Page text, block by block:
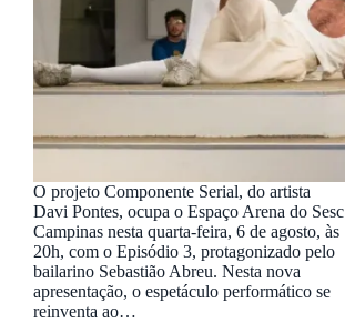
O projeto Componente Serial, do artista
Davi Pontes, ocupa o Espaço Arena do Sesc
Campinas nesta quarta-feira, 6 de agosto, às
20h, com o Episódio 3, protagonizado pelo
bailarino Sebastião Abreu. Nesta nova
apresentação, o espetáculo performático se
reinventa ao…